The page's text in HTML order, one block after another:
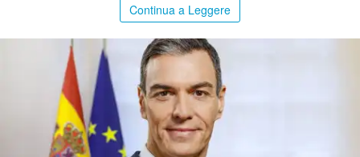
Continua a Leggere